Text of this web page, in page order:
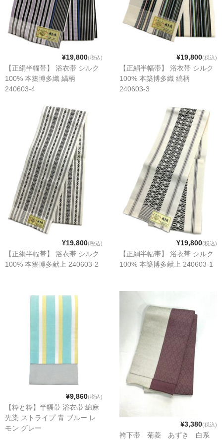
¥19,800(税込)
【正絹半幅帯】 浴衣帯 シルク
100% 本築博多織 縞柄
240603-4
¥19,800(税込)
【正絹半幅帯】 浴衣帯 シルク
100% 本築博多織 縞柄
240603-3
¥19,800(税込)
【正絹半幅帯】 浴衣帯 シルク
100% 本築博多献上 240603-2
¥19,800(税込)
【正絹半幅帯】 浴衣帯 シルク
100% 本築博多献上 240603-1
¥9,860(税込)
【粋と粋】半幅帯 浴衣帯 綿麻
先染 ストライプ 青 ブルー レ
モン グレー
¥3,380(税込)
袴下帯 菊菱 あずき 白系